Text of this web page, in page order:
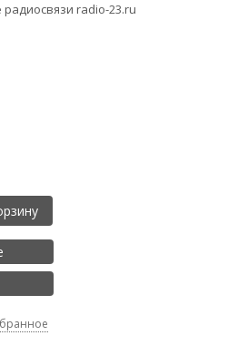
радиосвязи radio-23.ru